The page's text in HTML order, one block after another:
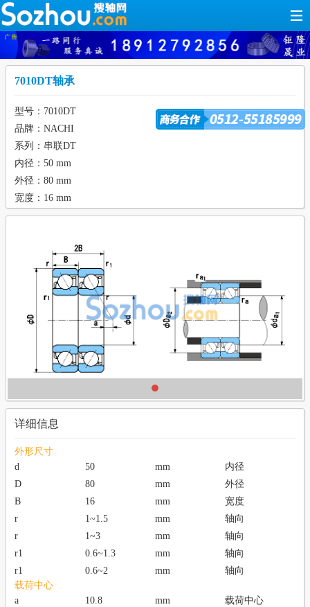
7010DT轴承
型号：7010DT
品牌：NACHI
系列：串联DT
内径：50 mm
外径：80 mm
宽度：16 mm
详细信息
外形尺寸
d
50 mm
内径
D
80 mm
外径
B
16 mm
宽度
r
1~1.5 mm
轴向
r
1~3 mm
轴向
r1
0.6~1.3 mm
轴向
r1
0.6~2 mm
轴向
载荷中心
a
10.8 mm
载荷中心